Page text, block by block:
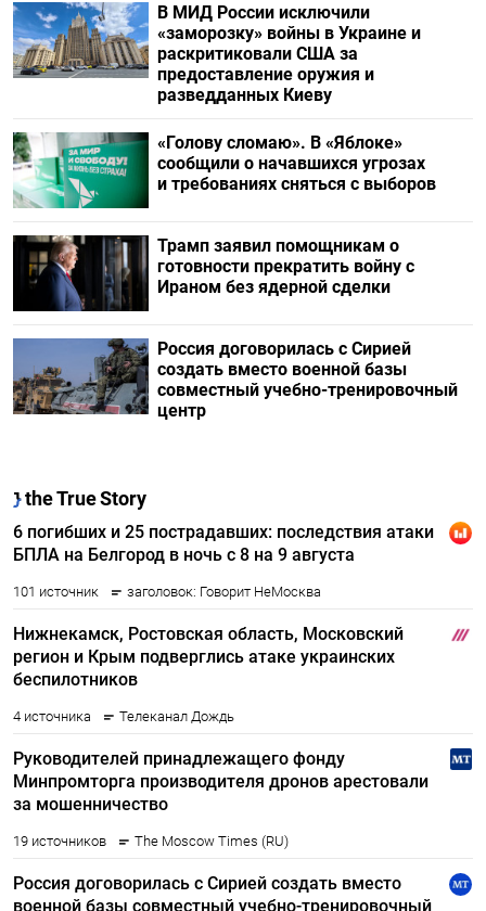
В МИД России исключили
«заморозку» войны в Украине и
раскритиковали США за
предоставление оружия и
разведданных Киеву
«Голову сломаю». В «Яблоке»
сообщили о начавшихся угрозах
и требованиях сняться с выборов
Трамп заявил помощникам о
готовности прекратить войну с
Ираном без ядерной сделки
Россия договорилась с Сирией
создать вместо военной базы
совместный учебно-тренировочный
центр